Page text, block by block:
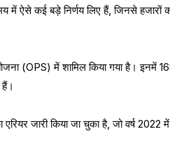
में ऐसे कई बड़े निर्णय लिए हैं, जिनसे हजारों
(OPS) में शामिल किया गया है। इनमें
जारी किया जा चुका है, जो वर्ष 2022 में